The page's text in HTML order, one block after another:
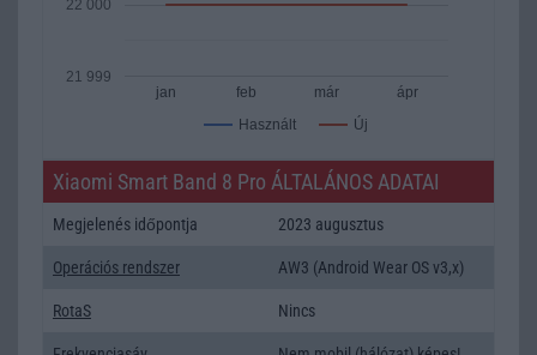
Használt Új
jan feb már ápr
21 999
22 000
Xiaomi Smart Band 8 Pro ÁLTALÁNOS ADATAI
Megjelenés időpontja 2023 augusztus
Operációs rendszer AW3 (Android Wear OS v3,x)
RotaS Nincs